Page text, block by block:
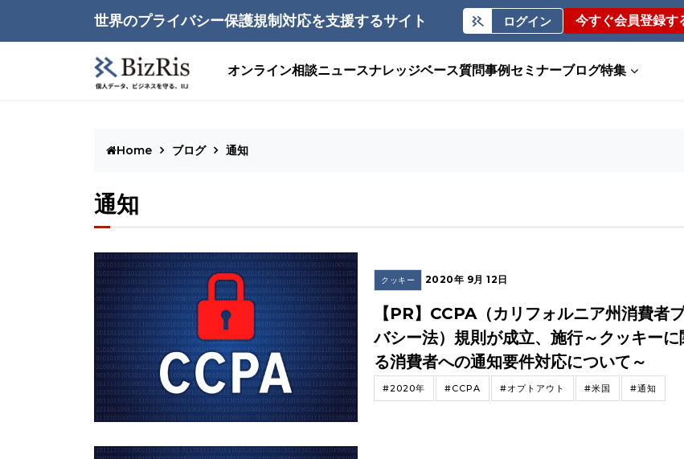
世界のプライバシー保護規制対応を支援するサイト ログイン 今すぐ会員登録す
オンライン相談ニュースナレッジベース質問事例 セミナーブログ特集
Home ブログ 通知
通知
クッキー 2020年 9月 12日
【PR】CCPA（カリフォルニア州消費者
バシー法）規則が成立、施行～クッキーに
る消費者への通知要件対応について～
#2020年 #CCPA #オプトアウト #米国 #通知